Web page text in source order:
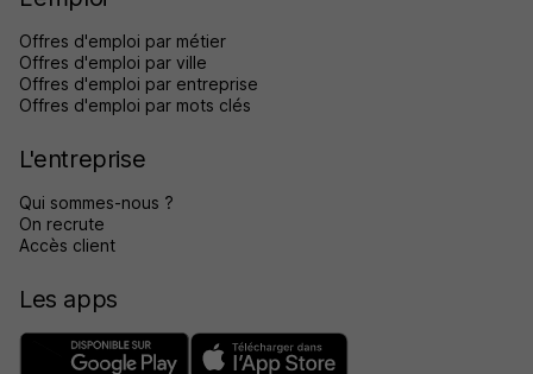
Offres d'emploi par métier
Offres d'emploi par ville
Offres d'emploi par entreprise
Offres d'emploi par mots clés
L'entreprise
Qui sommes-nous ?
On recrute
Accès client
Les apps